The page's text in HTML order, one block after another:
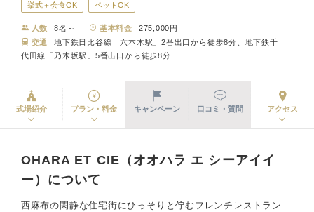
挙式＋会食OK ペットOK
人数 8名～ 基本料金
275,000円
交通
地下鉄日比谷線「六本木駅」2番出口から徒歩8分、地下鉄千
代田線「乃木坂駅」5番出口から徒歩8分
式場紹介 プラン・料金 キャンペーン 口コミ・質問 アクセス
OHARA ET CIE（オオハラ エ シーアイイ
ー）について
西麻布の閑静な住宅街にひっそりと佇むフレンチレストラン